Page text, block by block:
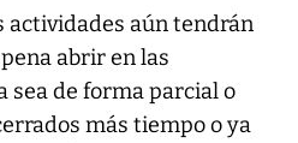
actividades aún tendrán
abrir en las
sea de forma parcial o
más tiempo o ya